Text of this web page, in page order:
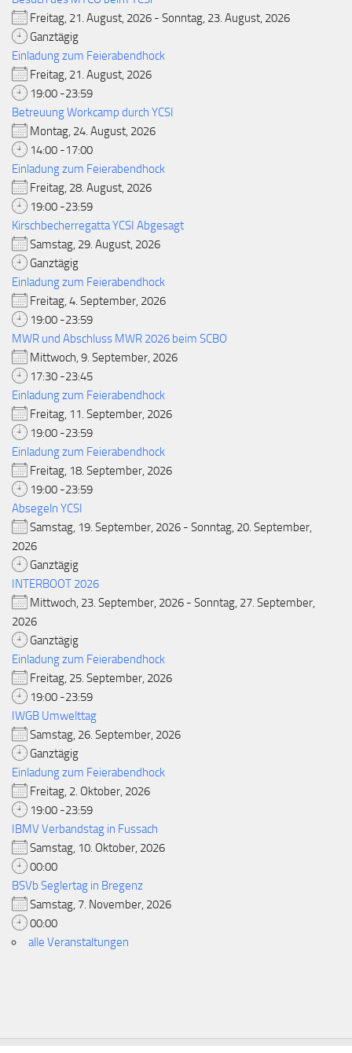
Freitag, 21. August, 2026 - Sonntag, 23. August, 2026
Ganztägig
Einladung zum Feierabendhock
Freitag, 21. August, 2026
19:00 -23:59
Betreuung Workcamp durch YCSI
Montag, 24. August, 2026
14:00 -17:00
Einladung zum Feierabendhock
Freitag, 28. August, 2026
19:00 -23:59
Kirschbecherregatta YCSI Abgesagt
Samstag, 29. August, 2026
Ganztägig
Einladung zum Feierabendhock
Freitag, 4. September, 2026
19:00 -23:59
MWR und Abschluss MWR 2026 beim SCBO
Mittwoch, 9. September, 2026
17:30 -23:45
Einladung zum Feierabendhock
Freitag, 11. September, 2026
19:00 -23:59
Einladung zum Feierabendhock
Freitag, 18. September, 2026
19:00 -23:59
Absegeln YCSI
Samstag, 19. September, 2026 - Sonntag, 20. September,
2026
Ganztägig
INTERBOOT 2026
Mittwoch, 23. September, 2026 - Sonntag, 27. September,
2026
Ganztägig
Einladung zum Feierabendhock
Freitag, 25. September, 2026
19:00 -23:59
IWGB Umwelttag
Samstag, 26. September, 2026
Ganztägig
Einladung zum Feierabendhock
Freitag, 2. Oktober, 2026
19:00 -23:59
IBMV Verbandstag in Fussach
Samstag, 10. Oktober, 2026
00:00
BSVb Seglertag in Bregenz
Samstag, 7. November, 2026
00:00
alle Veranstaltungen